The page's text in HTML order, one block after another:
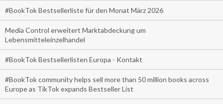
#BookTok Bestsellerliste für den Monat März 2026
Media Control erweitert Marktabdeckung um
Lebensmitteleinzelhandel
#BookTok Bestsellerlisten Europa - Kontakt
#BookTok community helps sell more than 50 million books across
Europe as TikTok expands Bestseller List